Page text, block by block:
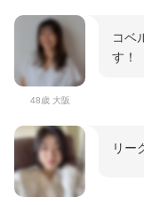
48歳 大阪
コベ
す！
リー